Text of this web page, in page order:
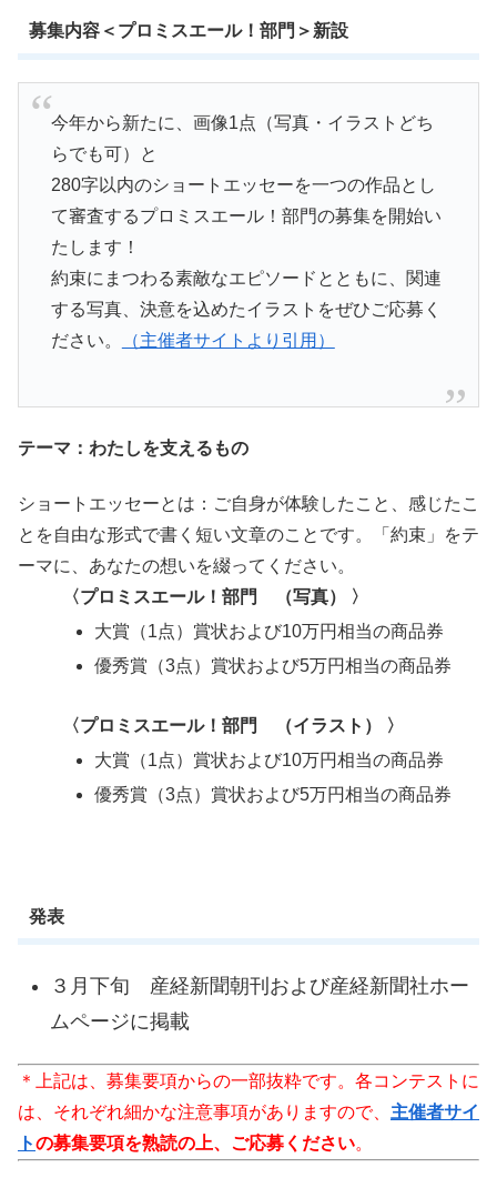
募集内容＜プロミスエール！部門＞新設
今年から新たに、画像1点（写真・イラストどち
らでも可）と
280字以内のショートエッセーを一つの作品とし
て審査するプロミスエール！部門の募集を開始い
たします！
約束にまつわる素敵なエピソードとともに、関連
する写真、決意を込めたイラストをぜひご応募く
ださい。
（主催者サイトより引用）
テーマ：わたしを支えるもの
ショートエッセーとは：ご自身が体験したこと、感じたこ
とを自由な形式で書く短い文章のことです。「約束」をテ
ーマに、あなたの想いを綴ってください。
〈プロミスエール！部門 （写真） 〉
大賞（1点）賞状および10万円相当の商品券
優秀賞（3点）賞状および5万円相当の商品券
〈プロミスエール！部門 （イラスト） 〉
大賞（1点）賞状および10万円相当の商品券
優秀賞（3点）賞状および5万円相当の商品券
発表
３月下旬 産経新聞朝刊および産経新聞社ホー
ムページに掲載
＊上記は、募集要項からの一部抜粋です。各コンテストに
は、それぞれ細かな注意事項がありますので、 主催者サイ
トの募集要項を熟読の上、ご応募ください。